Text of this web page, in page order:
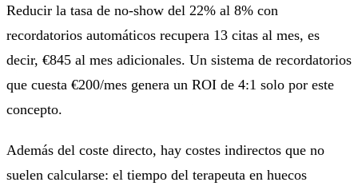
Reducir la tasa de no-show del 22% al 8% con
recordatorios automáticos recupera 13 citas al mes, es
decir, €845 al mes adicionales. Un sistema de recordatorios
que cuesta €200/mes genera un ROI de 4:1 solo por este
concepto.
Además del coste directo, hay costes indirectos que no
suelen calcularse: el tiempo del terapeuta en huecos